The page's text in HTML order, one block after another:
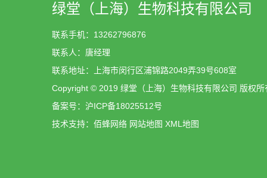
绿堂（上海）生物科技有限公司
联系手机：13262796876
联系人：唐经理
联系地址：上海市闵行区浦锦路2049弄39号608室
Copyright © 2019 绿堂（上海）生物科技有限公司 版权所
备案号： 沪ICP备18025512号
技术支持： 佰蜂网络 网站地图 XML地图